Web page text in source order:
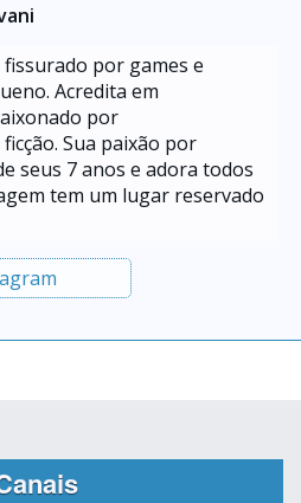
por games e
Acredita em
por
Sua paixão por
seus 7 anos e adora todos
tem um lugar reservado